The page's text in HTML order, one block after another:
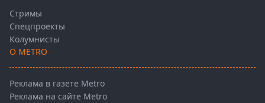
Стримы
Спецпроекты
Колумнисты
О METRO
Реклама в газете Metro
Реклама на сайте Metro